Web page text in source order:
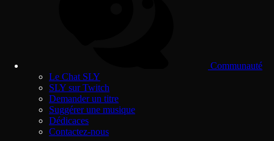
Communauté
Le Chat SLY
SLY sur Twitch
Demander un titre
Suggérer une musique
Dédicaces
Contactez-nous